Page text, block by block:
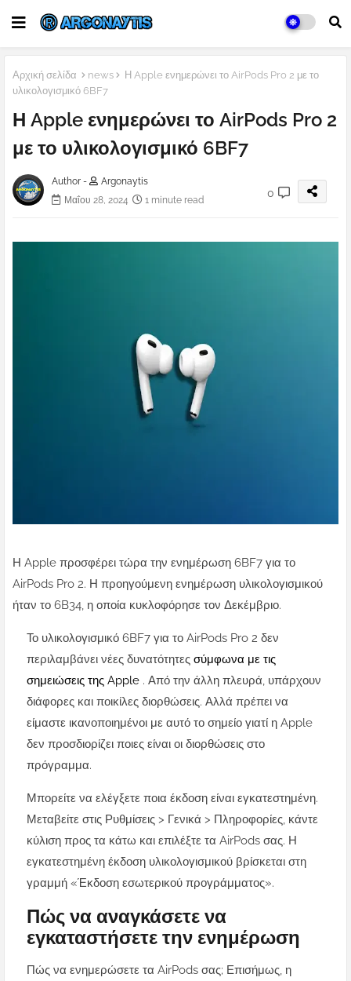
Αρχική σελίδα news
Η Apple ενημερώνει το AirPods Pro 2 με το
υλικολογισμικό 6BF7
Η Apple ενημερώνει το AirPods Pro 2
με το υλικολογισμικό 6BF7
Author -
Argonaytis
Μαΐου 28, 2024
1 minute read
0
Η Apple προσφέρει τώρα την ενημέρωση 6BF7 για το
AirPods Pro 2. Η προηγούμενη ενημέρωση υλικολογισμικού
ήταν το 6B34, η οποία κυκλοφόρησε τον Δεκέμβριο.
Το υλικολογισμικό 6BF7 για το AirPods Pro 2 δεν
περιλαμβάνει νέες δυνατότητες σύμφωνα με τις
σημειώσεις της Apple . Από την άλλη πλευρά, υπάρχουν
διάφορες και ποικίλες διορθώσεις. Αλλά πρέπει να
είμαστε ικανοποιημένοι με αυτό το σημείο γιατί η Apple
δεν προσδιορίζει ποιες είναι οι διορθώσεις στο
πρόγραμμα.
Μπορείτε να ελέγξετε ποια έκδοση είναι εγκατεστημένη.
Μεταβείτε στις Ρυθμίσεις > Γενικά > Πληροφορίες, κάντε
κύλιση προς τα κάτω και επιλέξτε τα AirPods σας. Η
εγκατεστημένη έκδοση υλικολογισμικού βρίσκεται στη
γραμμή «Έκδοση εσωτερικού προγράμματος».
Πώς να αναγκάσετε να
εγκαταστήσετε την ενημέρωση
Πώς να ενημερώσετε τα AirPods σας; Επισήμως, η